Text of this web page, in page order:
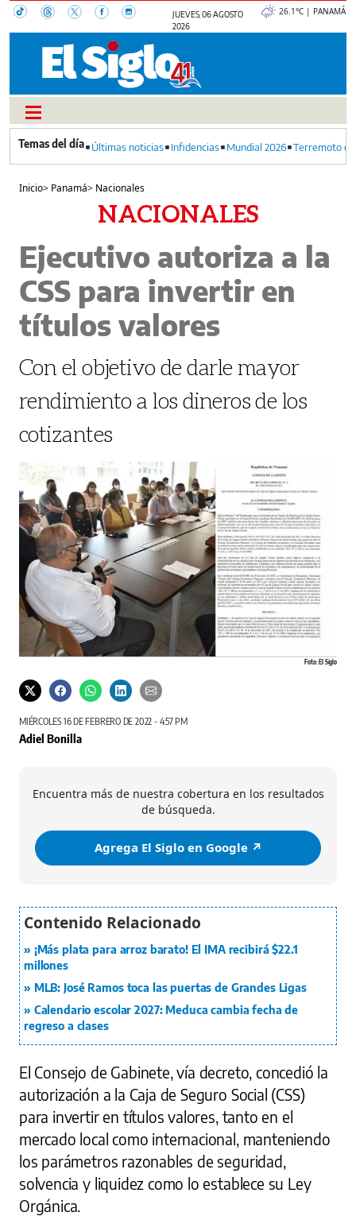
JUEVES, 06 AGOSTO
2026
26.1°C | PANAMÁ
Últimas noticias Infidencias Mundial 2026 Terremoto
Inicio> Panamá> Nacionales
NACIONALES
Ejecutivo autoriza a la
CSS para invertir en
títulos valores
Con el objetivo de darle mayor
rendimiento a los dineros de los
cotizantes
Foto: El Siglo
MIÉRCOLES 16 DE FEBRERO DE 2022 - 4:57 PM
Adiel Bonilla
Encuentra más de nuestra cobertura en los resultados
de búsqueda.
Agrega El Siglo en Google ↗️
¡Más plata para arroz barato! El IMA recibirá $22.1
millones
MLB: José Ramos toca las puertas de Grandes Ligas
Calendario escolar 2027: Meduca cambia fecha de
regreso a clases
El Consejo de Gabinete, vía decreto, concedió la
autorización a la Caja de Seguro Social (CSS)
para invertir en títulos valores, tanto en el
mercado local como internacional, manteniendo
los parámetros razonables de seguridad,
solvencia y liquidez como lo establece su Ley
Orgánica.